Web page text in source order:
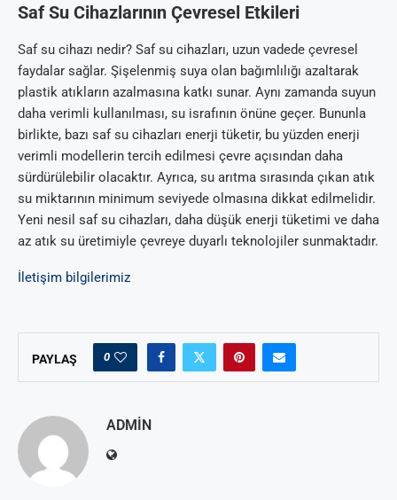
Saf Su Cihazlarının Çevresel Etkileri
Saf su cihazı nedir? Saf su cihazları, uzun vadede çevresel
faydalar sağlar. Şişelenmiş suya olan bağımlılığı azaltarak
plastik atıkların azalmasına katkı sunar. Aynı zamanda suyun
daha verimli kullanılması, su israfının önüne geçer. Bununla
birlikte, bazı saf su cihazları enerji tüketir, bu yüzden enerji
verimli modellerin tercih edilmesi çevre açısından daha
sürdürülebilir olacaktır. Ayrıca, su arıtma sırasında çıkan atık
su miktarının minimum seviyede olmasına dikkat edilmelidir.
Yeni nesil saf su cihazları, daha düşük enerji tüketimi ve daha
az atık su üretimiyle çevreye duyarlı teknolojiler sunmaktadır.
İletişim bilgilerimiz
PAYLAŞ 0
ADMIN